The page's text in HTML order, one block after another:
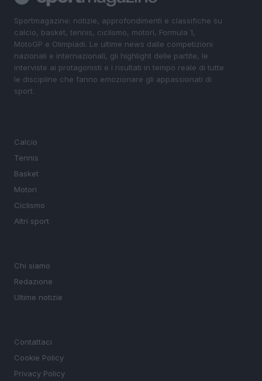
Sportmagazine: notizie, approfondimenti e classifiche su
calcio, basket, tennis, ciclismo, motori, Formula 1,
MotoGP e Olimpiadi. Le ultime news dalle competizioni
nazionali e internazionali, gli highlight delle partite, le
interviste ai protagonisti e i risultati in tempo reale di tutte
le discipline che fanno emozionare gli appassionati di
sport.
Calcio
Tennis
Basket
Motori
Ciclismo
Altri sport
Chi siamo
Redazione
Ultime notizie
Contattaci
Cookie Policy
Privacy Policy